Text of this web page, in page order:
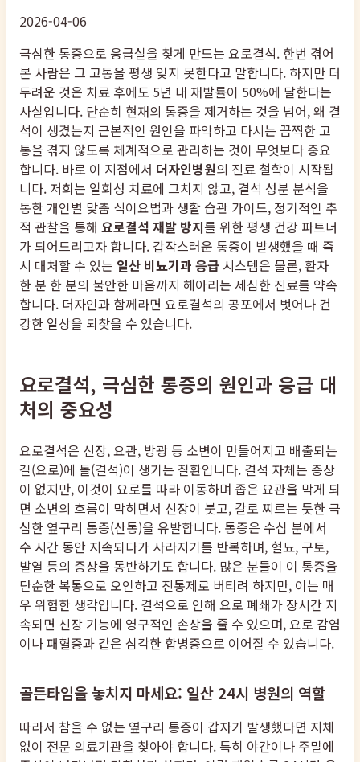
2026-04-06
극심한 통증으로 응급실을 찾게 만드는 요로결석. 한번 겪어
본 사람은 그 고통을 평생 잊지 못한다고 말합니다. 하지만 더
두려운 것은 치료 후에도 5년 내 재발률이 50%에 달한다는
사실입니다. 단순히 현재의 통증을 제거하는 것을 넘어, 왜 결
석이 생겼는지 근본적인 원인을 파악하고 다시는 끔찍한 고
통을 겪지 않도록 체계적으로 관리하는 것이 무엇보다 중요
합니다. 바로 이 지점에서 더자인병원의 진료 철학이 시작됩
니다. 저희는 일회성 치료에 그치지 않고, 결석 성분 분석을
통한 개인별 맞춤 식이요법과 생활 습관 가이드, 정기적인 추
적 관찰을 통해 요로결석 재발 방지를 위한 평생 건강 파트너
가 되어드리고자 합니다. 갑작스러운 통증이 발생했을 때 즉
시 대처할 수 있는 일산 비뇨기과 응급 시스템은 물론, 환자
한 분 한 분의 불안한 마음까지 헤아리는 세심한 진료를 약속
합니다. 더자인과 함께라면 요로결석의 공포에서 벗어나 건
강한 일상을 되찾을 수 있습니다.
요로결석, 극심한 통증의 원인과 응급 대
처의 중요성
요로결석은 신장, 요관, 방광 등 소변이 만들어지고 배출되는
길(요로)에 돌(결석)이 생기는 질환입니다. 결석 자체는 증상
이 없지만, 이것이 요로를 따라 이동하며 좁은 요관을 막게 되
면 소변의 흐름이 막히면서 신장이 붓고, 칼로 찌르는 듯한 극
심한 옆구리 통증(산통)을 유발합니다. 통증은 수십 분에서
수 시간 동안 지속되다가 사라지기를 반복하며, 혈뇨, 구토,
발열 등의 증상을 동반하기도 합니다. 많은 분들이 이 통증을
단순한 복통으로 오인하고 진통제로 버티려 하지만, 이는 매
우 위험한 생각입니다. 결석으로 인해 요로 폐쇄가 장시간 지
속되면 신장 기능에 영구적인 손상을 줄 수 있으며, 요로 감염
이나 패혈증과 같은 심각한 합병증으로 이어질 수 있습니다.
골든타임을 놓치지 마세요: 일산 24시 병원의 역할
따라서 참을 수 없는 옆구리 통증이 갑자기 발생했다면 지체
없이 전문 의료기관을 찾아야 합니다. 특히 야간이나 주말에